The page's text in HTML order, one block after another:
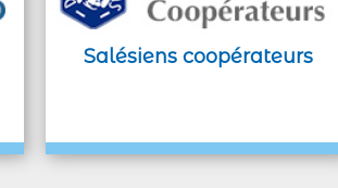
Salésiens coopérateurs